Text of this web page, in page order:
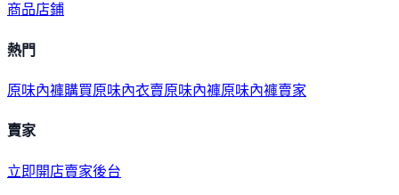
商品店鋪
熱門
原味內褲購買原味內衣賣原味內褲原味內褲賣家
賣家
立即開店賣家後台